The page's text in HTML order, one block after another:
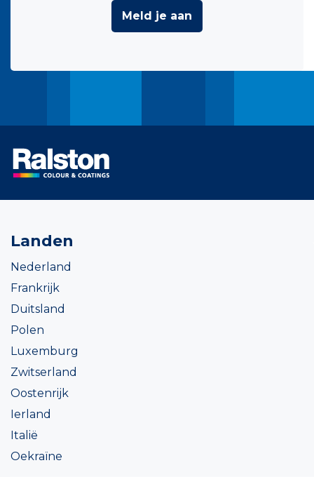
Meld je aan
Landen
Nederland
Frankrijk
Duitsland
Polen
Luxemburg
Zwitserland
Oostenrijk
Ierland
Italië
Oekraïne